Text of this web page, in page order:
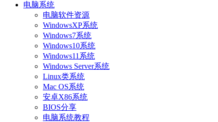
电脑系统
电脑软件资源
WindowsXP系统
Windows7系统
Windows10系统
Windows11系统
Windows Server系统
Linux类系统
Mac OS系统
安卓X86系统
BIOS分享
电脑系统教程